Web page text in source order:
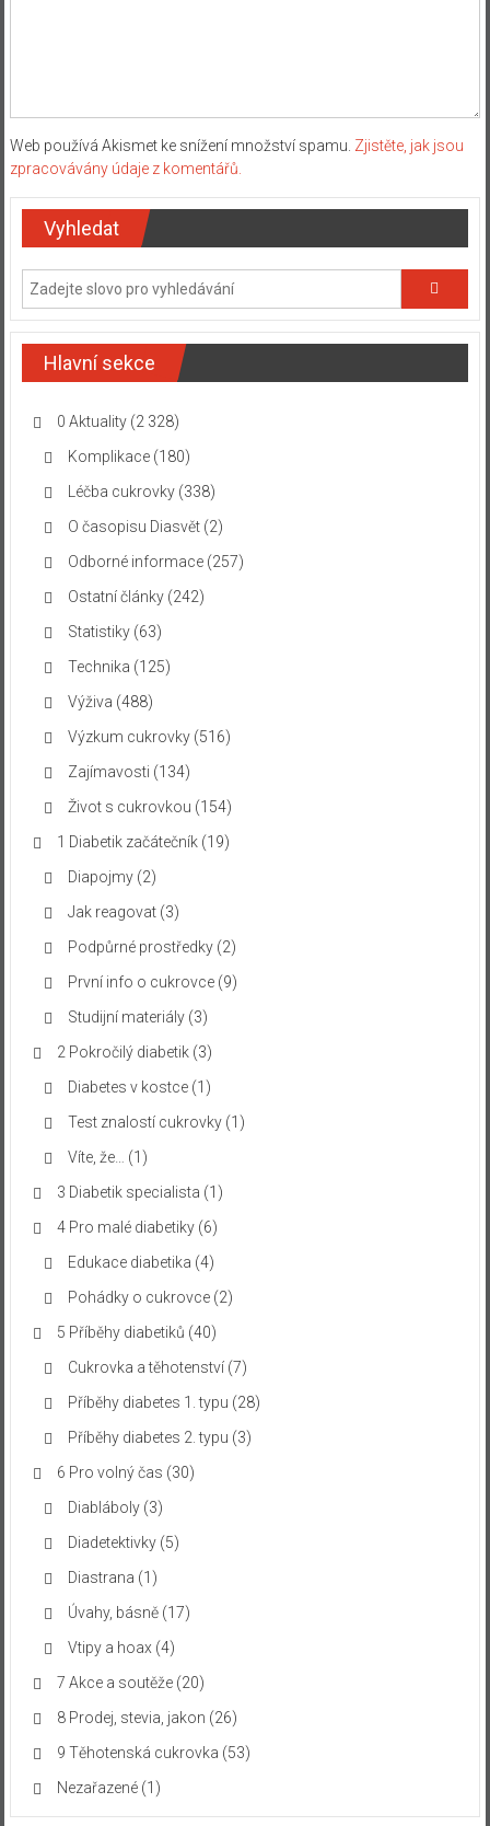
Web používá Akismet ke snížení množství spamu. Zjistěte, jak jsou
zpracovávány údaje z komentářů.
Vyhledat
Hlavní sekce
0 Aktuality(2 328)
Komplikace(180)
Léčba cukrovky(338)
O časopisu Diasvět(2)
Odborné informace(257)
Ostatní články(242)
Statistiky(63)
Technika (125)
Výživa (488)
Výzkum cukrovky(516)
Zajímavosti (134)
Život s cukrovkou (154)
1 Diabetik začátečník(19)
Diapojmy(2)
Jak reagovat(3)
Podpůrné prostředky(2)
První info o cukrovce(9)
Studijní materiály(3)
2 Pokročilý diabetik(3)
Diabetes v kostce(1)
Test znalostí cukrovky(1)
Víte, že…
(1)
3 Diabetik specialista (1)
4 Pro malé diabetiky(6)
Edukace diabetika (4)
Pohádky o cukrovce(2)
5 Příběhy diabetiků (40)
Cukrovka a těhotenství(7)
Příběhy diabetes 1. typu (28)
Příběhy diabetes 2. typu (3)
6 Pro volný čas (30)
Diabláboly(3)
Diadetektivky(5)
Diastrana (1)
Úvahy, básně(17)
Vtipy a hoax (4)
7 Akce a soutěže(20)
8 Prodej, stevia, jakon (26)
9 Těhotenská cukrovka (53)
Nezařazené(1)